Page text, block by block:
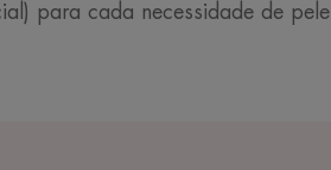
para cada necessidade de pele